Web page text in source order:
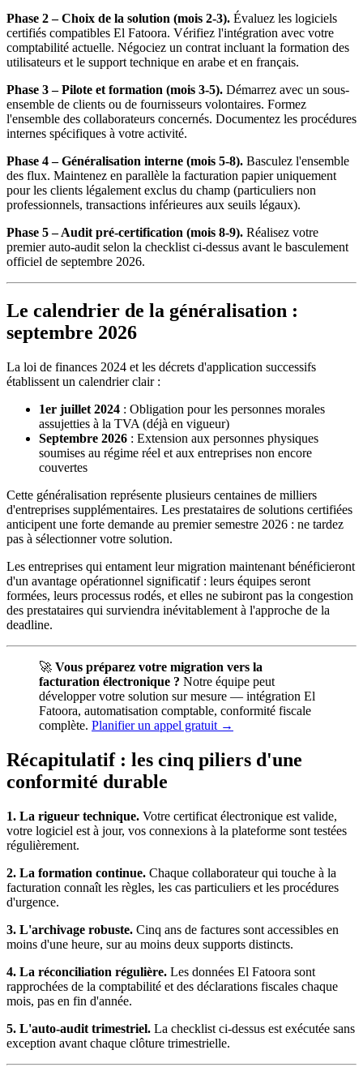
Phase 2 – Choix de la solution (mois 2-3). Évaluez les logiciels
certifiés compatibles El Fatoora. Vérifiez l'intégration avec votre
comptabilité actuelle. Négociez un contrat incluant la formation des
utilisateurs et le support technique en arabe et en français.
Phase 3 – Pilote et formation (mois 3-5). Démarrez avec un sous-
ensemble de clients ou de fournisseurs volontaires. Formez
l'ensemble des collaborateurs concernés. Documentez les procédures
internes spécifiques à votre activité.
Phase 4 – Généralisation interne (mois 5-8). Basculez l'ensemble
des flux. Maintenez en parallèle la facturation papier uniquement
pour les clients légalement exclus du champ (particuliers non
professionnels, transactions inférieures aux seuils légaux).
Phase 5 – Audit pré-certification (mois 8-9). Réalisez votre
premier auto-audit selon la checklist ci-dessus avant le basculement
officiel de septembre 2026.
Le calendrier de la généralisation :
septembre 2026
La loi de finances 2024 et les décrets d'application successifs
établissent un calendrier clair :
1er juillet 2024 : Obligation pour les personnes morales
assujetties à la TVA (déjà en vigueur)
Septembre 2026 : Extension aux personnes physiques
soumises au régime réel et aux entreprises non encore
couvertes
Cette généralisation représente plusieurs centaines de milliers
d'entreprises supplémentaires. Les prestataires de solutions certifiées
anticipent une forte demande au premier semestre 2026 : ne tardez
pas à sélectionner votre solution.
Les entreprises qui entament leur migration maintenant bénéficieront
d'un avantage opérationnel significatif : leurs équipes seront
formées, leurs processus rodés, et elles ne subiront pas la congestion
des prestataires qui surviendra inévitablement à l'approche de la
deadline.
🚀 Vous préparez votre migration vers la
facturation électronique ? Notre équipe peut
développer votre solution sur mesure — intégration El
Fatoora, automatisation comptable, conformité fiscale
complète. Planifier un appel gratuit →
Récapitulatif : les cinq piliers d'une
conformité durable
1. La rigueur technique. Votre certificat électronique est valide,
votre logiciel est à jour, vos connexions à la plateforme sont testées
régulièrement.
2. La formation continue. Chaque collaborateur qui touche à la
facturation connaît les règles, les cas particuliers et les procédures
d'urgence.
3. L'archivage robuste. Cinq ans de factures sont accessibles en
moins d'une heure, sur au moins deux supports distincts.
4. La réconciliation régulière. Les données El Fatoora sont
rapprochées de la comptabilité et des déclarations fiscales chaque
mois, pas en fin d'année.
5. L'auto-audit trimestriel. La checklist ci-dessus est exécutée sans
exception avant chaque clôture trimestrielle.